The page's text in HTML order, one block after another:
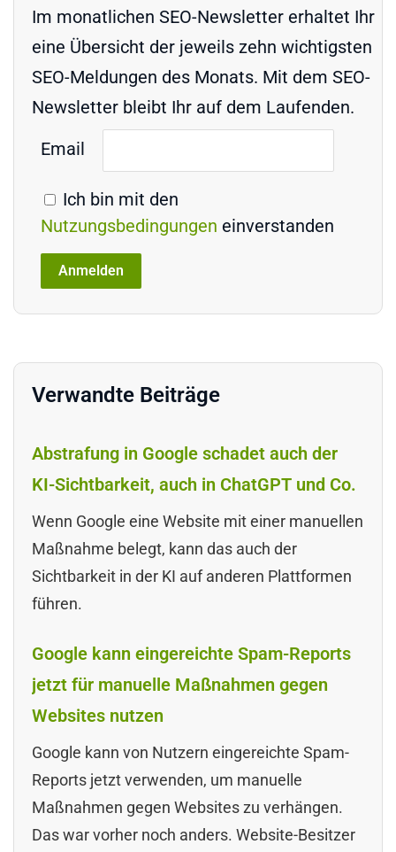
Im monatlichen SEO-Newsletter erhaltet Ihr
eine Übersicht der jeweils zehn wichtigsten
SEO-Meldungen des Monats. Mit dem SEO-
Newsletter bleibt Ihr auf dem Laufenden.
Email
Ich bin mit den
Nutzungsbedingungen einverstanden
Verwandte Beiträge
Abstrafung in Google schadet auch der
KI-Sichtbarkeit, auch in ChatGPT und Co.
Wenn Google eine Website mit einer manuellen
Maßnahme belegt, kann das auch der
Sichtbarkeit in der KI auf anderen Plattformen
führen.
Google kann eingereichte Spam-Reports
jetzt für manuelle Maßnahmen gegen
Websites nutzen
Google kann von Nutzern eingereichte Spam-
Reports jetzt verwenden, um manuelle
Maßnahmen gegen Websites zu verhängen.
Das war vorher noch anders. Website-Besitzer